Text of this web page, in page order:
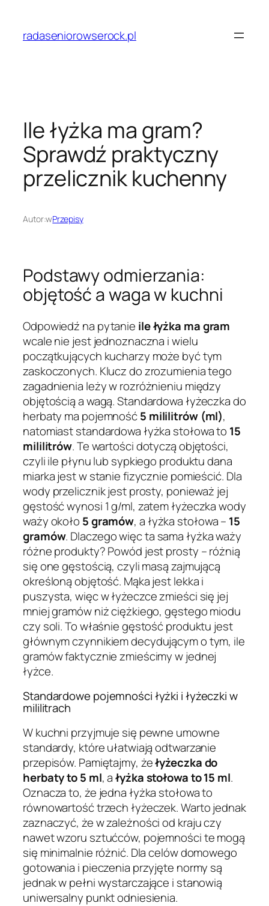
treściradaseniorowserock.pl
Ile łyżka ma gram?
Sprawdź praktyczny
przelicznik kuchenny
Autor:wPrzepisy
Podstawy odmierzania:
objętość a waga w kuchni
Odpowiedź na pytanie ile łyżka ma gram
wcale nie jest jednoznaczna i wielu
początkujących kucharzy może być tym
zaskoczonych. Klucz do zrozumienia tego
zagadnienia leży w rozróżnieniu między
objętością a wagą. Standardowa łyżeczka do
herbaty ma pojemność5 mililitrów (ml),
natomiast standardowa łyżka stołowa to 15
mililitrów. Te wartości dotyczą objętości,
czyli ile płynu lub sypkiego produktu dana
miarka jest w stanie fizycznie pomieścić. Dla
wody przelicznik jest prosty, ponieważ jej
gęstość wynosi 1 g/ml, zatem łyżeczka wody
waży około 5 gramów, a łyżka stołowa – 15
gramów. Dlaczego więc ta sama łyżka waży
różne produkty? Powód jest prosty – różnią
się one gęstością, czyli masą zajmującą
określoną objętość. Mąka jest lekka i
puszysta, więc w łyżeczce zmieści się jej
mniej gramów niż ciężkiego, gęstego miodu
czy soli. To właśnie gęstość produktu jest
głównym czynnikiem decydującym o tym, ile
gramów faktycznie zmieścimy w jednej
łyżce.
Standardowe pojemności łyżki i łyżeczki w
mililitrach
W kuchni przyjmuje się pewne umowne
standardy, które ułatwiają odtwarzanie
przepisów. Pamiętajmy, żełyżeczka do
herbaty to 5 ml, ałyżka stołowa to 15 ml.
Oznacza to, że jedna łyżka stołowa to
równowartość trzech łyżeczek. Warto jednak
zaznaczyć, że w zależności od kraju czy
nawet wzoru sztućców, pojemności te mogą
się minimalnie różnić. Dla celów domowego
gotowania i pieczenia przyjęte normy są
jednak w pełni wystarczające i stanowią
uniwersalny punkt odniesienia.